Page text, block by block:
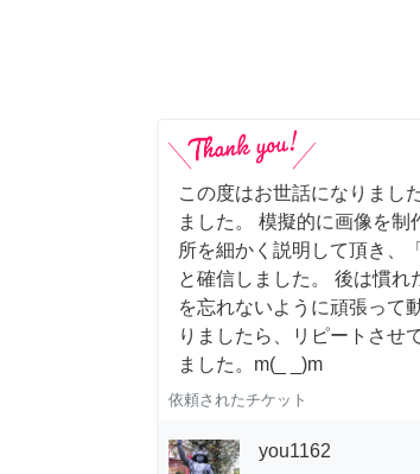
この度はお世話になりまし
ました。 模擬的に画像を
所を細かく説明して頂き、
と確信しました。 後は慣れ
を忘れないように頑張って
りましたら、リピートさせ
ました。m(_ _)m
依頼されたチケット
you1162